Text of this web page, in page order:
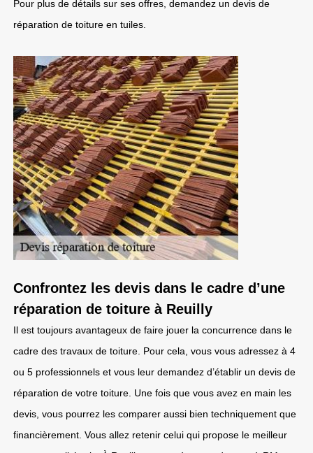
Pour plus de détails sur ses offres, demandez un devis de
réparation de toiture en tuiles.
Confrontez les devis dans le cadre d’une
réparation de toiture à Reuilly
Il est toujours avantageux de faire jouer la concurrence dans le
cadre des travaux de toiture. Pour cela, vous vous adressez à 4
ou 5 professionnels et vous leur demandez d’établir un devis de
réparation de votre toiture. Une fois que vous avez en main les
devis, vous pourrez les comparer aussi bien techniquement que
financièrement. Vous allez retenir celui qui propose le meilleur